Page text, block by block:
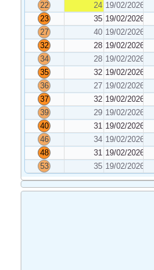
22
24 19/02/2026
23
35 19/02/2026
27
40 19/02/2026
32
28 19/02/2026
34
28 19/02/2026
35
32 19/02/2026
36
27 19/02/2026
37
32 19/02/2026
39
29 19/02/2026
40
31 19/02/2026
46
34 19/02/2026
48
31 19/02/2026
53
35 19/02/2026